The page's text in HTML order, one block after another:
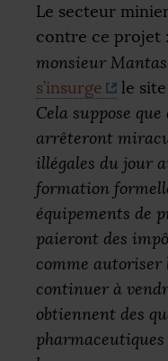
Le secteur
contre ce projet :
monsieur
s’insurge
le
Cela suppose
arrêteront
illégales du jour
formation
équipements de
paieront des
comme autoriser
continuer à
obtiennent des